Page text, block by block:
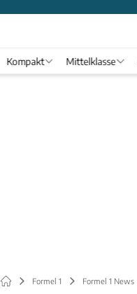
Kompakt Mittelklasse
Formel 1 Formel 1 News